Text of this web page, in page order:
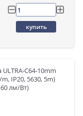
купить
C64-10mm
IP20, 5630, 5m)
лм/Вт)